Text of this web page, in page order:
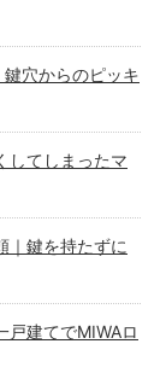
鍵穴からのピッキ
してしまったマ
｜鍵を持たずに
戸建てでMIWAロ